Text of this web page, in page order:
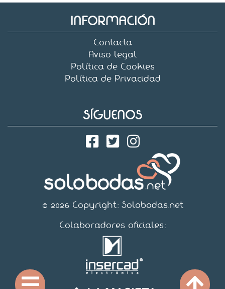
INFORMACIÓN
Contacta
Aviso legal
Política de Cookies
Política de Privacidad
SÍGUENOS
© 2026 Copyright: Solobodas.net
Colaboradores oficiales: